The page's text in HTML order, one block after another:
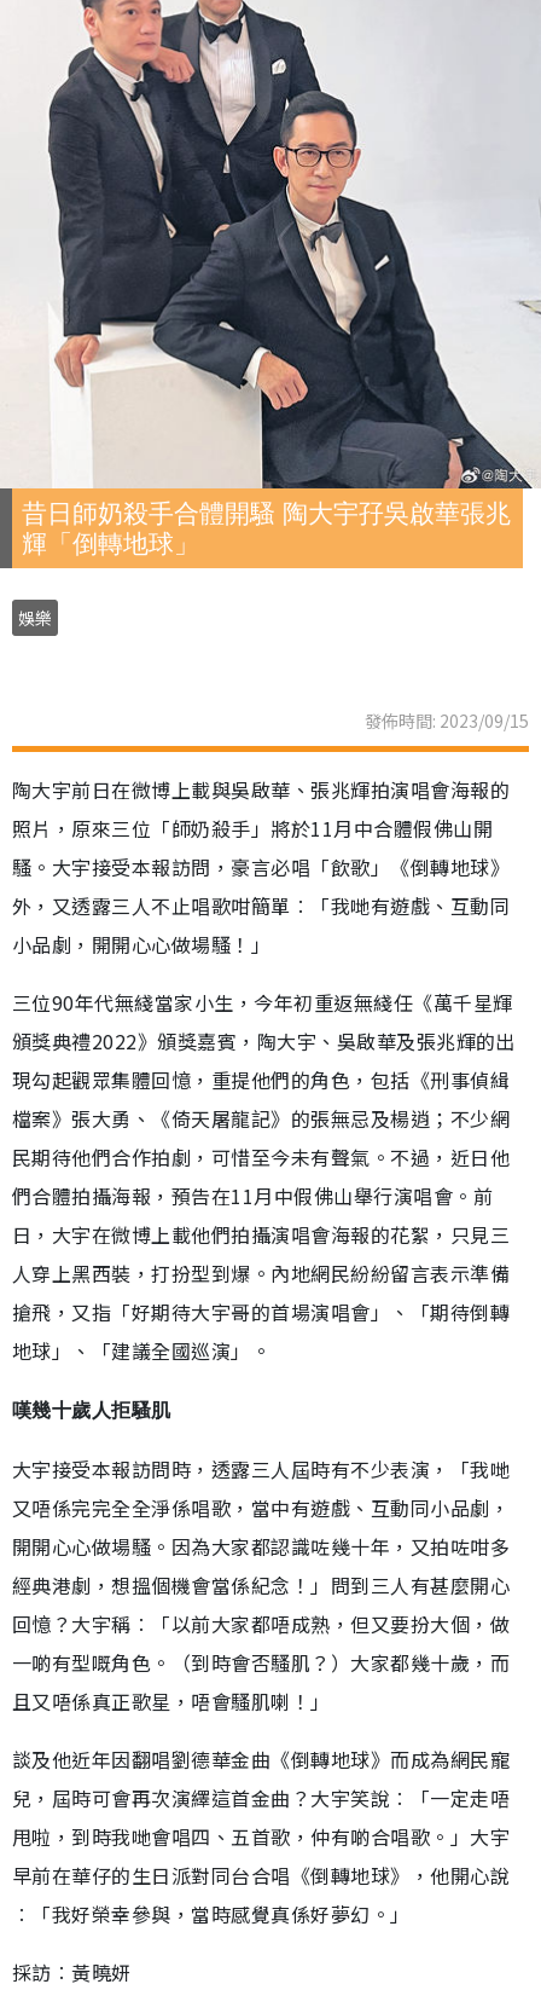
昔日師奶殺手合體開騷 陶大宇孖吳啟華張兆
輝「倒轉地球」
娛樂
發佈時間: 2023/09/15
陶大宇前日在微博上載與吳啟華、張兆輝拍演唱會海報的
照片，原來三位「師奶殺手」將於11月中合體假佛山開
騷。大宇接受本報訪問，豪言必唱「飲歌」《倒轉地球》
外，又透露三人不止唱歌咁簡單︰「我哋有遊戲、互動同
小品劇，開開心心做場騷！」
三位90年代無綫當家小生，今年初重返無綫任《萬千星輝
頒獎典禮2022》頒獎嘉賓，陶大宇、吳啟華及張兆輝的出
現勾起觀眾集體回憶，重提他們的角色，包括《刑事偵緝
檔案》張大勇、《倚天屠龍記》的張無忌及楊逍；不少網
民期待他們合作拍劇，可惜至今未有聲氣。不過，近日他
們合體拍攝海報，預告在11月中假佛山舉行演唱會。前
日，大宇在微博上載他們拍攝演唱會海報的花絮，只見三
人穿上黑西裝，打扮型到爆。內地網民紛紛留言表示準備
搶飛，又指「好期待大宇哥的首場演唱會」、「期待倒轉
地球」、「建議全國巡演」。
嘆幾十歲人拒騷肌
大宇接受本報訪問時，透露三人屆時有不少表演，「我哋
又唔係完完全全淨係唱歌，當中有遊戲、互動同小品劇，
開開心心做場騷。因為大家都認識咗幾十年，又拍咗咁多
經典港劇，想搵個機會當係紀念！」問到三人有甚麼開心
回憶？大宇稱︰「以前大家都唔成熟，但又要扮大個，做
一啲有型嘅角色。（到時會否騷肌？）大家都幾十歲，而
且又唔係真正歌星，唔會騷肌喇！」
談及他近年因翻唱劉德華金曲《倒轉地球》而成為網民寵
兒，屆時可會再次演繹這首金曲？大宇笑說︰「一定走唔
甩啦，到時我哋會唱四、五首歌，仲有啲合唱歌。」大宇
早前在華仔的生日派對同台合唱《倒轉地球》，他開心說
︰「我好榮幸參與，當時感覺真係好夢幻。」
採訪︰黃曉妍